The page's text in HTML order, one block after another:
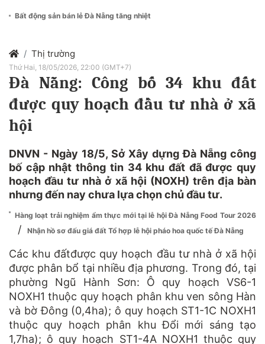
Bất động sản bán lẻ Đà Nẵng tăng nhiệt
Thị trường
Thứ Hai, 18/05/2026, 22:00 (GMT+7)
Đà Nẵng: Công bố 34 khu đất
được quy hoạch đầu tư nhà ở xã
hội
DNVN - Ngày 18/5, Sở Xây dựng Đà Nẵng công
bố cập nhật thông tin 34 khu đất đã được quy
hoạch đầu tư nhà ở xã hội (NOXH) trên địa bàn
nhưng đến nay chưa lựa chọn chủ đầu tư.
Hàng loạt trải nghiệm ẩm thực mới tại lễ hội Đà Nẵng Food Tour 2026
/ Nhận hồ sơ đấu giá đất Tổ hợp lễ hội pháo hoa quốc tế Đà Nẵng
Các khu đấtđược quy hoạch đầu tư nhà ở xã hội
được phân bổ tại nhiều địa phương. Trong đó, tại
phường Ngũ Hành Sơn: Ô quy hoạch VS6-1
NOXH1 thuộc quy hoạch phân khu ven sông Hàn
và bờ Đông (0,4ha); ô quy hoạch ST1-1C NOXH1
thuộc quy hoạch phân khu Đổi mới sáng tạo
1,7ha); ô quy hoạch ST1-4A NOXH1 thuộc quy